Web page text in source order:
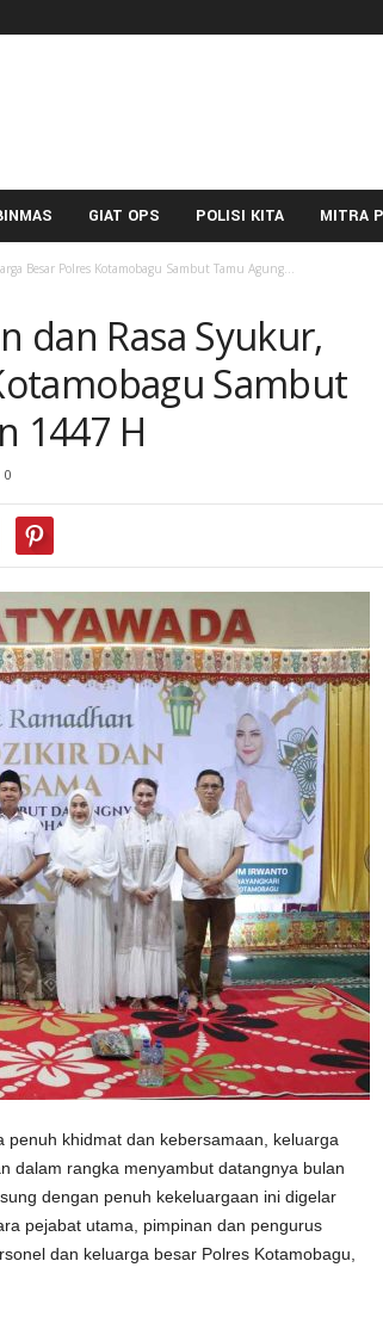
GIAT OPS POLISI KITA MITRA
Besar Polres Kotamobagu Sambut Tamu Agung...
dan Rasa Syukur,
Sambut
1447 H
0
khidmat dan kebersamaan, keluarga
dalam rangka menyambut datangnya bulan
dengan penuh kekeluargaan ini digelar
pejabat utama, pimpinan dan pengurus
dan keluarga besar Polres Kotamobagu,